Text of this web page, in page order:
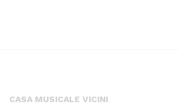
CASA MUSICALE VICINI